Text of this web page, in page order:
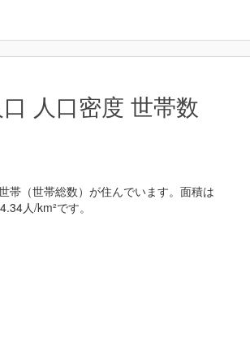
人口密度 世帯数
帯（世帯総数）が住んでいます。面積は
人/km²です。